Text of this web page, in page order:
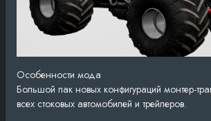
Особенности мода
Большой пак новых конфигураций монтер-
всех стоковых автомобилей и трейлеров.